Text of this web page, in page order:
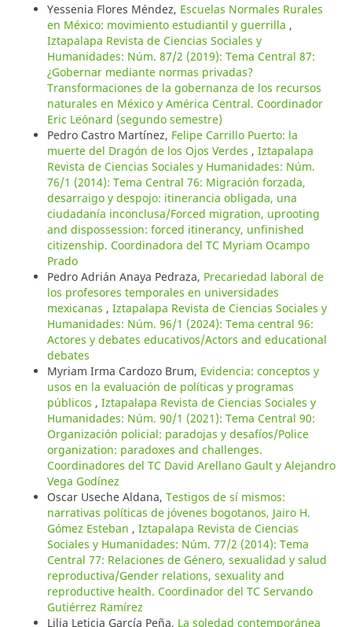
Yessenia Flores Méndez, Escuelas Normales Rurales
en México: movimiento estudiantil y guerrilla ,
Iztapalapa Revista de Ciencias Sociales y
Humanidades: Núm. 87/2 (2019): Tema Central 87:
¿Gobernar mediante normas privadas?
Transformaciones de la gobernanza de los recursos
naturales en México y América Central. Coordinador
Eric Leónard (segundo semestre)
Pedro Castro Martínez, Felipe Carrillo Puerto: la
muerte del Dragón de los Ojos Verdes , Iztapalapa
Revista de Ciencias Sociales y Humanidades: Núm.
76/1 (2014): Tema Central 76: Migración forzada,
desarraigo y despojo: itinerancia obligada, una
ciudadanía inconclusa/Forced migration, uprooting
and dispossession: forced itinerancy, unfinished
citizenship. Coordinadora del TC Myriam Ocampo
Prado
Pedro Adrián Anaya Pedraza, Precariedad laboral de
los profesores temporales en universidades
mexicanas , Iztapalapa Revista de Ciencias Sociales y
Humanidades: Núm. 96/1 (2024): Tema central 96:
Actores y debates educativos/Actors and educational
debates
Myriam Irma Cardozo Brum, Evidencia: conceptos y
usos en la evaluación de políticas y programas
públicos , Iztapalapa Revista de Ciencias Sociales y
Humanidades: Núm. 90/1 (2021): Tema Central 90:
Organización policial: paradojas y desafíos/Police
organization: paradoxes and challenges.
Coordinadores del TC David Arellano Gault y Alejandro
Vega Godínez
Oscar Useche Aldana, Testigos de sí mismos:
narrativas políticas de jóvenes bogotanos, Jairo H.
Gómez Esteban , Iztapalapa Revista de Ciencias
Sociales y Humanidades: Núm. 77/2 (2014): Tema
Central 77: Relaciones de Género, sexualidad y salud
reproductiva/Gender relations, sexuality and
reproductive health. Coordinador del TC Servando
Gutiérrez Ramírez
Lilia Leticia García Peña, La soledad contemporánea